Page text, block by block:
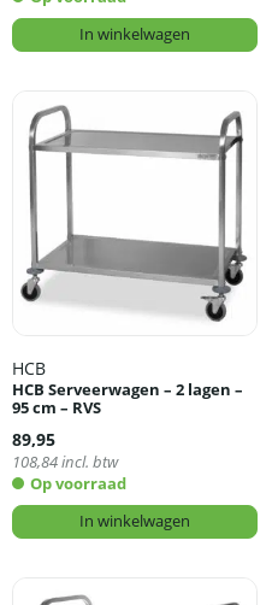
In winkelwagen
HCB
HCB Serveerwagen – 2 lagen –
95 cm – RVS
89,95
108,84incl. btw
Op voorraad
In winkelwagen